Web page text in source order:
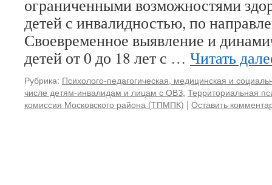
ограниченными возможностями
детей с инвалидностью, по
Своевременное выявление и
детей от 0 до 18 лет с … Читать
Рубрика: Психолого-педагогическая, медицинская и
числе детям-инвалидам и лицам с ОВЗ, Территориальная
комиссия Московского района (ТПМПК) | Оставить